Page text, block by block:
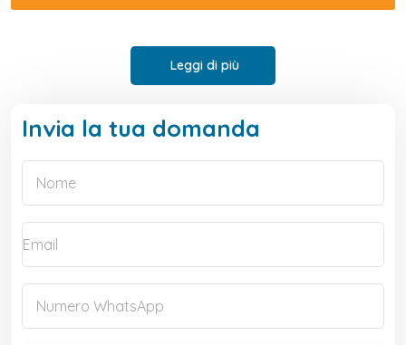
Leggi di più
Invia la tua domanda